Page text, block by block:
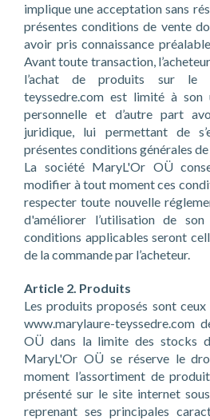
implique une acceptation sans
présentes conditions de vente
avoir pris connaissance
Avant toute transaction,
l’achat de produits sur le
teyssedre.com est limité à
personnelle et d’autre part
juridique, lui permettant de
présentes conditions générales
La société MaryL'Or OÜ
modifier à tout moment ces
respecter toute nouvelle
d'améliorer l’utilisation de
conditions applicables seront
de la commande par l’acheteur.
Article 2. Produits
Les produits proposés sont
www.marylaure-teyssedre.com
OÜ dans la limite des stocks
MaryL'Or OÜ se réserve le
moment l’assortiment de
présenté sur le site internet
reprenant ses principales